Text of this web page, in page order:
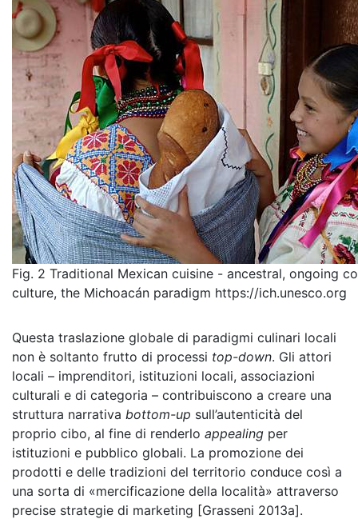
Fig. 2 Traditional Mexican cuisine - ancestral, ongoing
culture, the Michoacán paradigm​ https://ich.unesco.org
Questa traslazione globale di paradigmi culinari locali
non è soltanto frutto di processi top-down. Gli attori
locali – imprenditori, istituzioni locali, associazioni
culturali e di categoria – contribuiscono a creare una
struttura narrativa bottom-up sull’autenticità del
proprio cibo, al fine di renderlo appealing per
istituzioni e pubblico globali. La promozione dei
prodotti e delle tradizioni del territorio conduce così a
una sorta di «mercificazione della località» attraverso
precise strategie di marketing [Grasseni 2013a].